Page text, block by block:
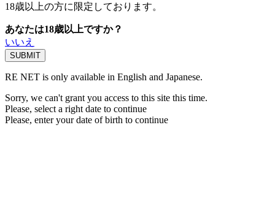
18歳以上の方に限定しております。
あなたは18歳以上ですか？
いいえ
RE NET is only available in English and Japanese.
Sorry, we can't grant you access to this site this time.
Please, select a right date to continue
Please, enter your date of birth to continue